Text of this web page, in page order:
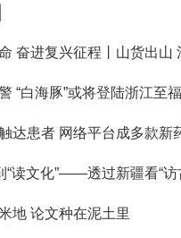
奋进复兴征程丨山货出山
“白海豚”或将登陆浙江至
达患者 网络平台成多款新
“读文化”——透过新疆看“访
地 论文种在泥土里